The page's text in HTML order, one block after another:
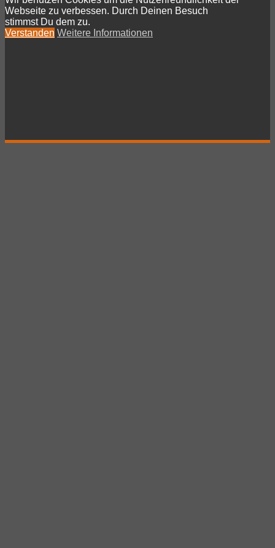
Webseite zu verbessen. Durch Deinen Besuch
stimmst Du dem zu.
Verstanden Weitere Informationen